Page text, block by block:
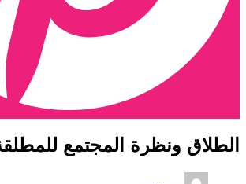
ونظرة المجتمع للمطلقة